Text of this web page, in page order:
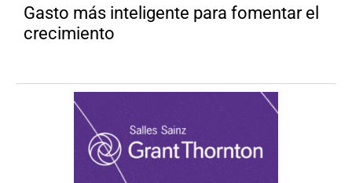
Gasto más inteligente para fomentar el
crecimiento